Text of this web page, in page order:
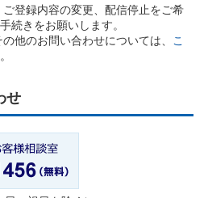
登録内容の変更、配信停止をご希
続きをお願いします。
他のお問い合わせについては、 こ
せ